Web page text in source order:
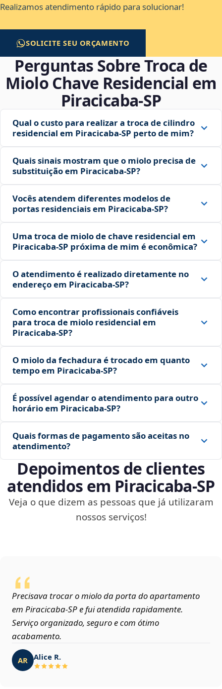
Realizamos atendimento rápido para solucionar!
SOLICITE SEU ORÇAMENTO
Perguntas Sobre Troca de
Miolo Chave Residencial em
Piracicaba‑SP
Qual o custo para realizar a troca de cilindro
residencial em Piracicaba‑SP perto de mim?
Quais sinais mostram que o miolo precisa de
substituição em Piracicaba‑SP?
Vocês atendem diferentes modelos de
portas residenciais em Piracicaba‑SP?
Uma troca de miolo de chave residencial em
Piracicaba‑SP próxima de mim é econômica?
O atendimento é realizado diretamente no
endereço em Piracicaba‑SP?
Como encontrar profissionais confiáveis
para troca de miolo residencial em
Piracicaba‑SP?
O miolo da fechadura é trocado em quanto
tempo em Piracicaba‑SP?
É possível agendar o atendimento para outro
horário em Piracicaba‑SP?
Quais formas de pagamento são aceitas no
atendimento?
Depoimentos de clientes
atendidos em Piracicaba‑SP
Veja o que dizem as pessoas que já utilizaram
nossos serviços!
Precisava trocar o miolo da porta do apartamento
em Piracicaba‑SP e fui atendida rapidamente.
Serviço organizado, seguro e com ótimo
acabamento.
AR Alice R.